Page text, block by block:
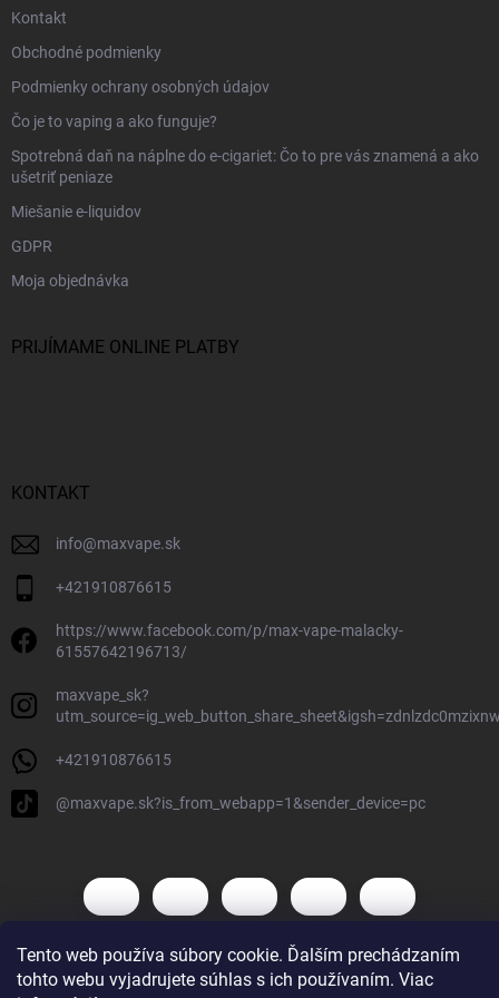
Tento web používa súbory cookie. Ďalším prechádzaním
tohto webu vyjadrujete súhlas s ich používaním. Viac
Kontakt
Obchodné podmienky
Podmienky ochrany osobných údajov
Čo je to vaping a ako funguje?
Spotrebná daň na náplne do e-cigariet: Čo to pre vás znamená a ako
ušetriť peniaze
Miešanie e-liquidov
GDPR
Moja objednávka
PRIJÍMAME ONLINE PLATBY
KONTAKT
info@maxvape.sk
+421910876615
https://www.facebook.com/p/max-vape-malacky-
61557642196713/
maxvape_sk?
+421910876615
@maxvape.sk?is_from_webapp=1&sender_device=pc
Copyright 2026Max Vape. Všetky práva vyhradené.